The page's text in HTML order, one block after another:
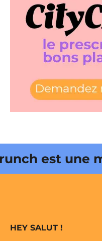
est une
HEY SALUT !